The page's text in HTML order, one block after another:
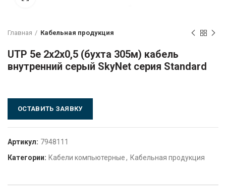
Главная Кабельная продукция
UTP 5e 2х2х0,5 (бухта 305м) кабель
внутренний серый SkyNet серия Standard
ОСТАВИТЬ ЗАЯВКУ
Артикул: 7948111
Категории: Кабели компьютерные, Кабельная продукция